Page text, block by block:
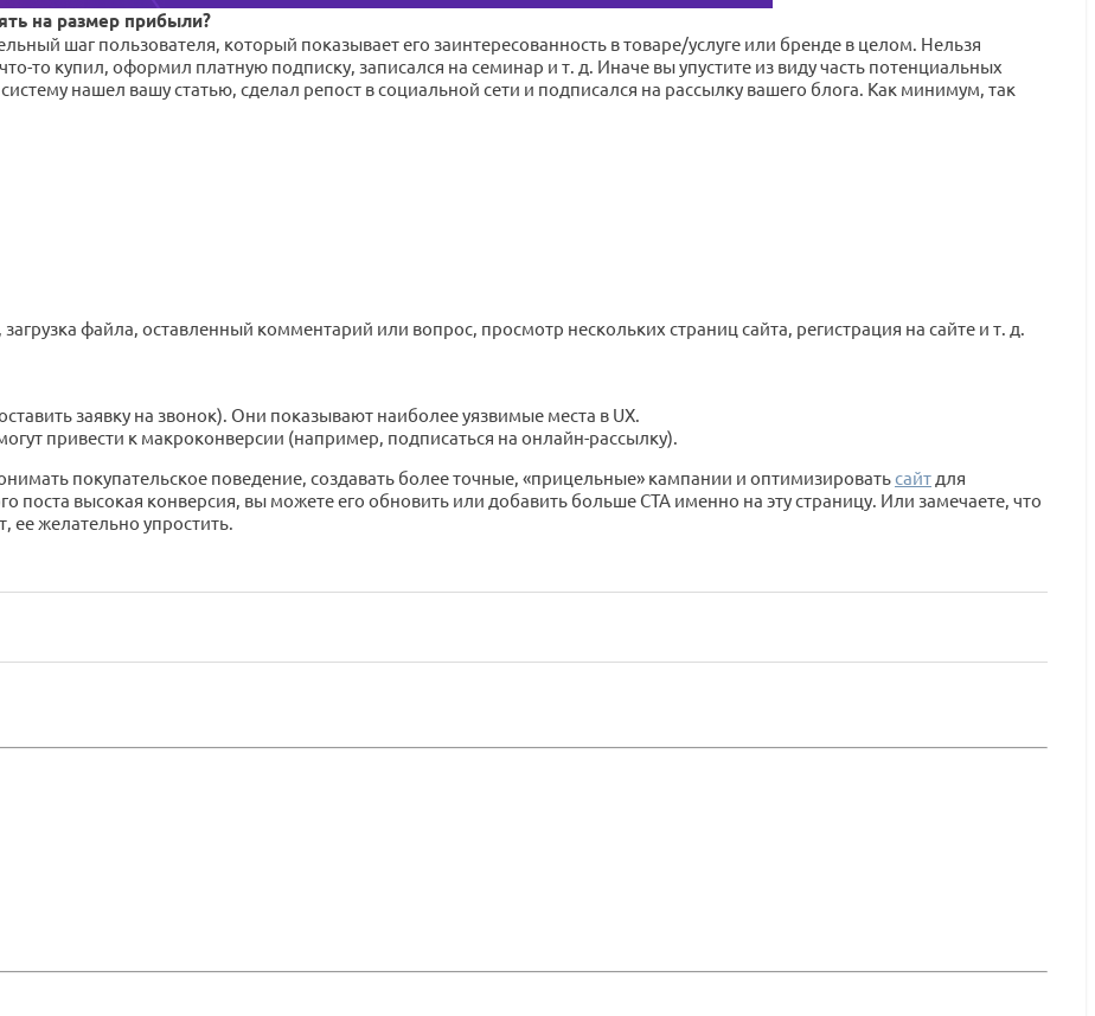
на размер прибыли?
шаг пользователя, который показывает его заинтересованность в товаре/услуге или бренде в целом. Нельзя
то купил, оформил платную подписку, записался на семинар и т. д. Иначе вы упустите из виду часть потенциальных
нашел вашу статью, сделал репост в социальной сети и подписался на рассылку вашего блога. Как минимум, так
файла, оставленный комментарий или вопрос, просмотр нескольких страниц сайта, регистрация на сайте и т. д.
заявку на звонок). Они показывают наиболее уязвимые места в UX.
привести к макроконверсии (например, подписаться на онлайн-рассылку).
покупательское поведение, создавать более точные, «прицельные» кампании и оптимизироватьсайт для
поста высокая конверсия, вы можете его обновить или добавить больше СТА именно на эту страницу. Или замечаете, что
ее желательно упростить.